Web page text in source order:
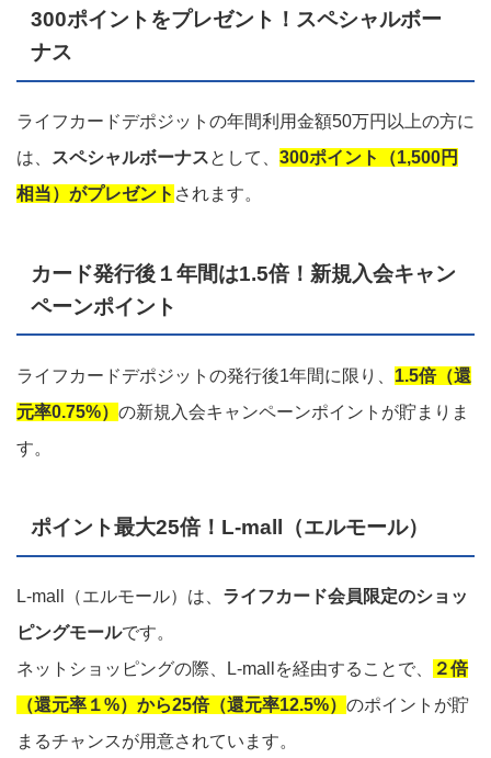
300ポイントをプレゼント！スペシャルボー
ナス
ライフカードデポジットの年間利用金額50万円以上の方に
は、
スペシャルボーナスとして、 300ポイント（1,500円
相当）がプレゼント されます。
カード発行後１年間は1.5倍！新規入会キャン
ペーンポイント
ライフカードデポジットの発行後1年間に限り、 1.5倍（還
元率0.75%） の新規入会キャンペーンポイントが貯まりま
す。
ポイント最大25倍！L-mall（エルモール）
L-mall（エルモール）は、 ライフカード会員限定のショッ
ピングモールです。
ネットショッピングの際、L-mallを経由することで、
２倍
（還元率１%）から25倍（還元率12.5%） のポイントが貯
まるチャンスが用意されています。